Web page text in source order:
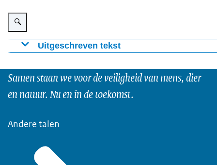
Vergroot afbeelding Organogram Nederlandse Voedsel- en Warenautoriteit
Uitgeschreven tekst
Directie Strategie
Bureau Risicobeoordeling & onderzoek (BuRO)
Directie Handhaven
Inspectie
Laboratoria
Samen staan we voor de veiligheid van mens, dier
en natuur. Nu en in de toekomst.
Andere talen